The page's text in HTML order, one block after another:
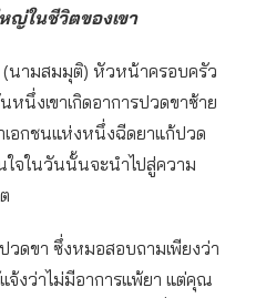
ญ่ในชีวิตของเขา
(นามสมมุติ) หัวหน้าครอบครัว
นึ่งเขาเกิดอาการปวดขาซ้าย
อกชนแห่งหนึ่งฉีดยาแก้ปวด
ใจในวันนั้นจะนำไปสู่ความ
ดขา ซึ่งหมอสอบถามเพียงว่า
จ้งว่าไม่มีอาการแพ้ยา แต่คุณ